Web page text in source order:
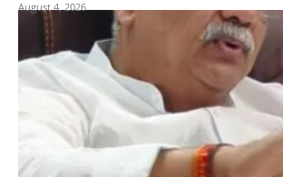
August 4, 2026